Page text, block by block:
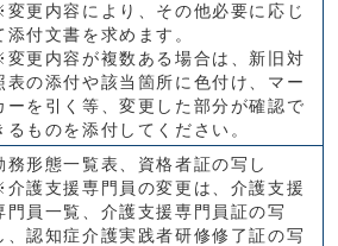
更内容により、その他必要に応じ
添付文書を求めます。
更内容が複数ある場合は、新旧対
表の添付や該当箇所に色付け、マー
ーを引く等、変更した部分が確認で
るものを添付してください。
務形態一覧表、資格者証の写し
護支援専門員の変更は、介護支援
門員一覧、介護支援専門員証の写
、認知症介護実践者研修修了証の写